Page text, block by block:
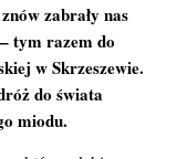
zabrały nas
tym razem do
w Skrzeszewie.
do świata
miodu.